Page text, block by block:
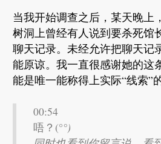
当我开始调查之后，某天晚上
树洞上曾经有人说到要杀死馆
聊天记录。未经允许把聊天记
能原谅。我一直很感谢她的这
能是唯一能称得上实际“线索”
00:54
唔？(°°)